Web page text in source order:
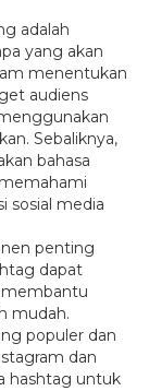
adalah
yang akan
menentukan
audiens
Sebaliknya,
bahasa
sosial media
penting
dapat
membantu
mudah.
populer dan
dan
hashtag untuk